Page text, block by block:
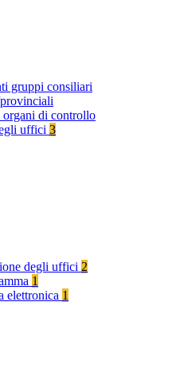
gruppi consiliari
di controllo
uffici 3
degli uffici 2
1
elettronica 1